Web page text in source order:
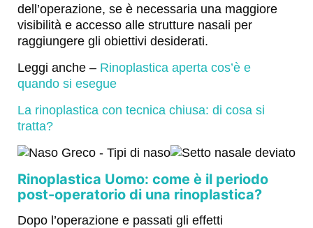
dell’operazione, se è necessaria una maggiore
visibilità e accesso alle strutture nasali per
raggiungere gli obiettivi desiderati.
Leggi anche – Rinoplastica aperta cos’è e
quando si esegue
La rinoplastica con tecnica chiusa: di cosa si
tratta?
Rinoplastica Uomo: come è il periodo
post-operatorio di una rinoplastica?
Dopo l’operazione e passati gli effetti